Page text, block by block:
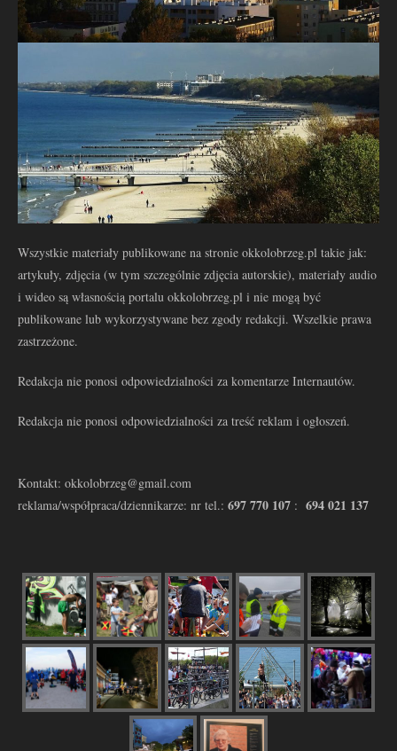
Wszystkie materiały publikowane na stronie okkolobrzeg.pl takie jak:
artykuły, zdjęcia (w tym szczególnie zdjęcia autorskie), materiały audio
i wideo są własnością portalu okkolobrzeg.pl i nie mogą być
publikowane lub wykorzystywane bez zgody redakcji. Wszelkie prawa
zastrzeżone.
Redakcja nie ponosi odpowiedzialności za komentarze Internautów.
Redakcja nie ponosi odpowiedzialności za treść reklam i ogłoszeń.
Kontakt: okkolobrzeg@gmail.com
reklama/współpraca/dziennikarze: nr tel.: 697 770 107 : 694 021 137